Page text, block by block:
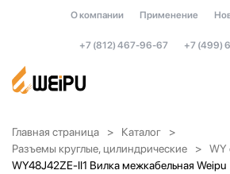
О компании Применение
+7 (812) 467-96-67 +7 (499)
Главная страница
Каталог
Разъемы круглые, цилиндрические
WY
WY48J42ZE-II1 Вилка межкабельная Weipu